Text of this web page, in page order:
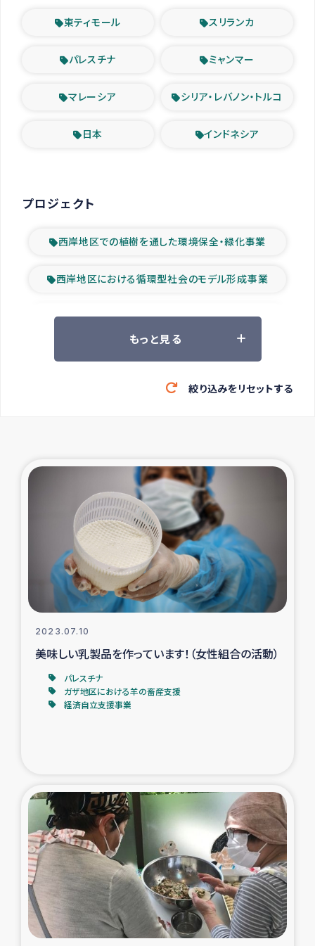
東ティモール スリランカ
パレスチナ ミャンマー
マレーシア シリア・レバノン・トルコ
日本 インドネシア
プロジェクト
西岸地区での植樹を通した環境保全・緑化事業
西岸地区における循環型社会のモデル形成事業
ツアー参加者の声
緊急救援の時代
東ティモール豪雨緊急支援
大雨による洪水被災者支援
カカオ生産者支援事業
シリア国内避難民・帰還民の生活再建支援
トルコにおけるシリア難民支援事業
インドネシア中部 スラウェシの地震・津波被災者支援
スリランカ ムライティブ県帰還民の生活再建支援
スリランカ南部洪水被災者支援
スリランカの南北女性をつなぐサリー・リサイクル・プロ
ジェクト
復興支援事業
民際教育事業
もっと見る
絞り込みをリセットする
2023.07.10
美味しい乳製品を作っています！（女性組合の活動）
パレスチナ
ガザ地区における羊の畜産支援
経済自立支援事業